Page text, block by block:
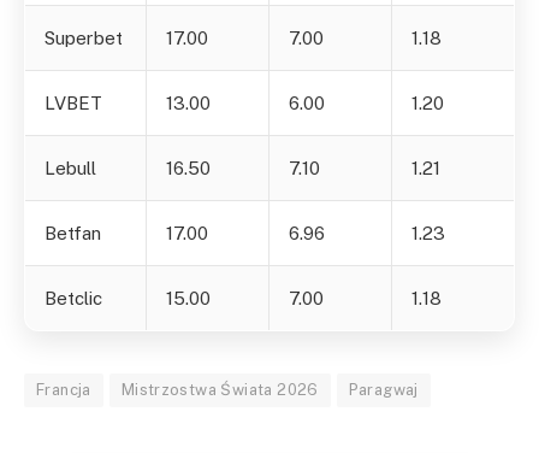
Superbet 17.00 7.00 1.18
LVBET 13.00 6.00 1.20
Lebull 16.50 7.10 1.21
Betfan 17.00 6.96 1.23
Betclic 15.00 7.00 1.18
Francja Mistrzostwa Świata 2026 Paragwaj